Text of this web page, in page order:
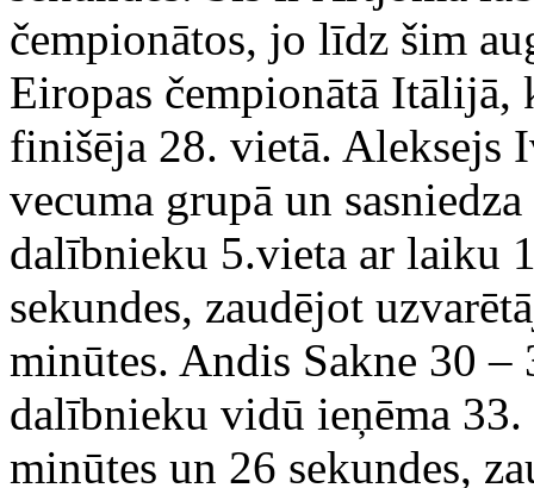
čempionātos, jo līdz šim
Eiropas čempionātā
finišēja 28. vietā. Aleksejs
vecuma grupā un
dalībnieku 5.vieta ar laiku
sekundes, zaudējot
minūtes. Andis Sakne 30 –
dalībnieku vidū ieņēma
minūtes un 26 sekundes,